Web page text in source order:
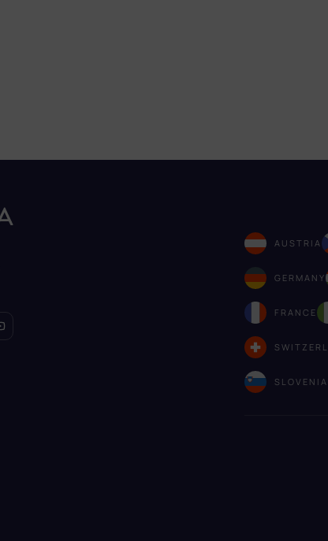
AUSTRIA
GERMANY
FRANCE
SLOVENIA